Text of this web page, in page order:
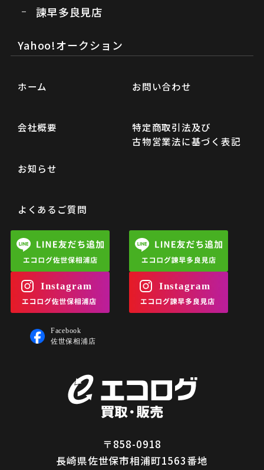
諫早多良見店
Yahoo!オークション
ホーム
会社概要
お知らせ
よくあるご質問
お問い合わせ
特定商取引法及び
古物営業法に基づく表記
〒858-0918
長崎県佐世保市相浦町1563番地